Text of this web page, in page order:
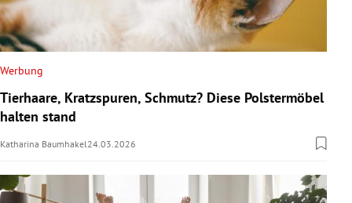
Werbung
Tierhaare, Kratzspuren, Schmutz? Diese Polstermöbel
halten stand
Katharina Baumhakel 24.03.2026